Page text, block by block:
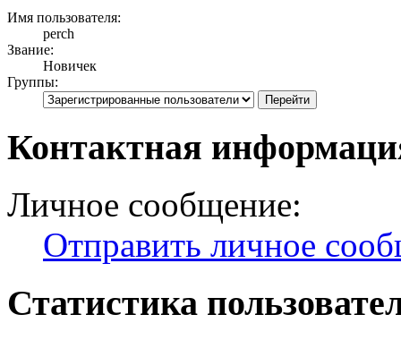
Имя пользователя:
perch
Звание:
Новичек
Группы:
Контактная
Личное сообщение:
Отправить личное
Статистика